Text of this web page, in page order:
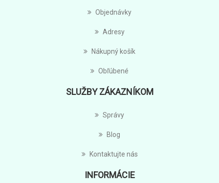
Objednávky
Adresy
Nákupný košík
Obľúbené
SLUŽBY ZÁKAZNÍKOM
Správy
Blog
Kontaktujte nás
INFORMÁCIE